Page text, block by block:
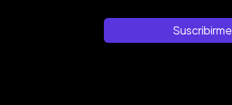
Suscribirme